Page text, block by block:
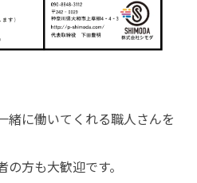
緒に働いてくれる職人さんを
方も大歓迎です。